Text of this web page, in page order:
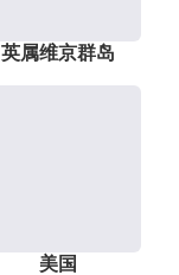
英属维京群岛
美国